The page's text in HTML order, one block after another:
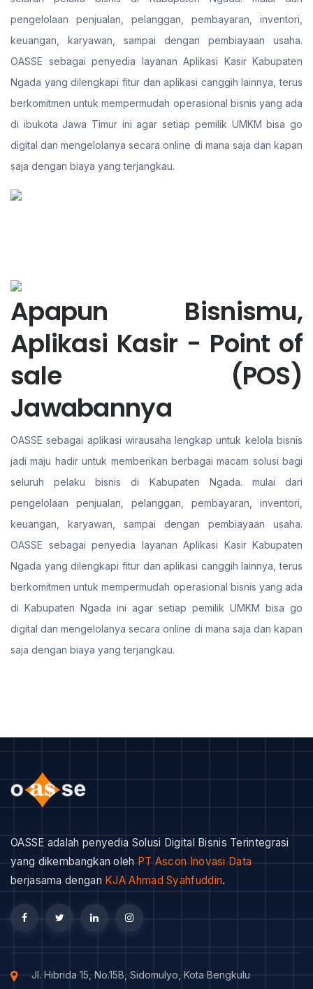
pengelolaan penjualan, pelanggan, pembayaran, inventori,
keuangan, karyawan, sampai dengan pembiayaan usaha.
OASSE sebagai penyedia layanan Aplikasi Kasir Kabupaten
Ngada yang dilengkapi fitur dan aplikasi canggih lainnya, terus
berkomitmen untuk mempermudah operasional bisnis yang ada
di ibukota Jawa Timur ini agar setiap pemilik UMKM bisa go
digital dan mengelolanya secara online di mana saja dan kapan
saja dengan biaya yang terjangkau.
Apapun Bisnismu,
Aplikasi Kasir - Point of
sale (POS)
Jawabannya
OASSE sebagai aplikasi wirausaha lengkap untuk kelola bisnis
jadi maju hadir untuk memberikan berbagai macam solusi bagi
seluruh pelaku bisnis di Kabupaten Ngada. mulai dari
pengelolaan penjualan, pelanggan, pembayaran, inventori,
keuangan, karyawan, sampai dengan pembiayaan usaha.
OASSE sebagai penyedia layanan Aplikasi Kasir Kabupaten
Ngada yang dilengkapi fitur dan aplikasi canggih lainnya, terus
berkomitmen untuk mempermudah operasional bisnis yang ada
di Kabupaten Ngada ini agar setiap pemilik UMKM bisa go
digital dan mengelolanya secara online di mana saja dan kapan
saja dengan biaya yang terjangkau.
OASSE adalah penyedia Solusi Digital Bisnis Terintegrasi
yang dikembangkan oleh PT Ascon Inovasi Data
berjasama dengan KJA Ahmad Syahfuddin.
Jl. Hibrida 15, No.15B, Sidomulyo, Kota Bengkulu